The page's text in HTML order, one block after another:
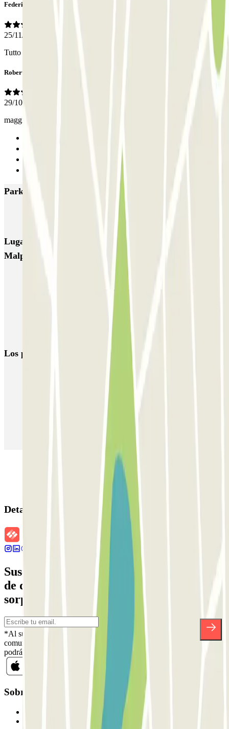
Federico
25/11/2025
Tutto perfetto
Roberto
29/10/2025
maggiore attenzione al cliente specialmente durante le ore notturne
Parkings más valorados en Lonate Pozzolo
Kingparking Malpensa - Shuttle - Scoperto
Lugares y eventos interesantes cerca de Kingparking
Malpensa - Shuttle - Coperto
Parking Malpensa low cost | Parking aeropuerto Milán-Malpensa
Parkings cerca de la Terminal 1 del Aeropuerto de Milán-Malpensa
Parkings cerca de la Terminal 2 del Aeropuerto de Milán-Malpensa
Los parkings más reservados
Parking en Barcelona
Parking en Aeropuerto Barcelona
Parking en Aeropuerto Madrid Barajas
Parking en Sants - Estación de Barcelona
Detalles de la reserva
Suscríbete a nuestra newsletter y entérate
de descuentos, sorteos y otras muchas
sorpresas.
*Al suscribirte aceptas nuestra Política de Privacidad para recibir
comunicaciones comerciales de Parclick. Sin ningún compromiso,
podrás darte de baja cuando quieras en la misma newsletter.
Sobre Parclick